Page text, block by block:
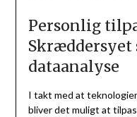
Personlig
Skræddersyet
dataanalyse
I takt med at
bliver det muligt at